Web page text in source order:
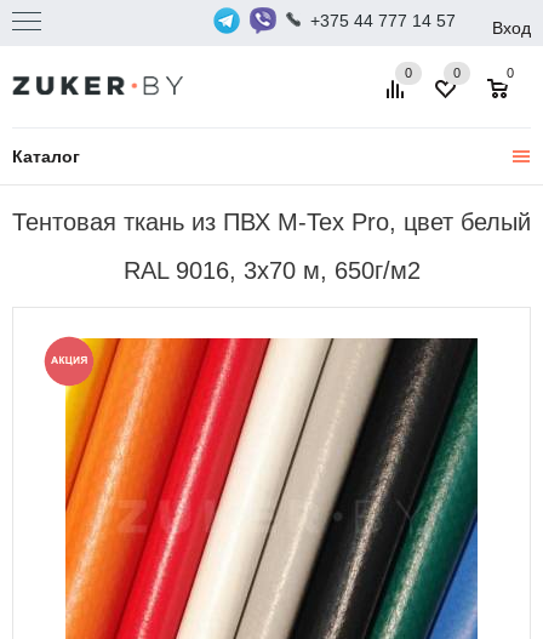
+375 44 777 14 57 Вход
Каталог
0 0
0
Тентовая ткань из ПВХ M-Tex Pro, цвет белый
RAL 9016, 3x70 м, 650г/м2